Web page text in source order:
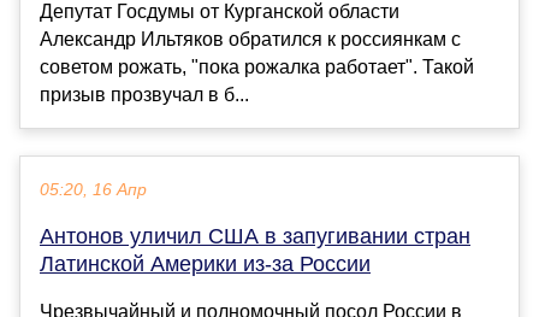
Депутат Госдумы от Курганской области
Александр Ильтяков обратился к россиянкам с
советом рожать, "пока рожалка работает". Такой
призыв прозвучал в б...
05:20, 16 Апр
Антонов уличил США в запугивании стран
Латинской Америки из-за России
Чрезвычайный и полномочный посол России в